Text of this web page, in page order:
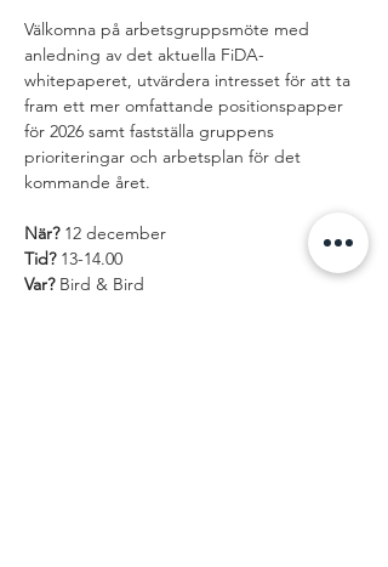
Välkomna på arbetsgruppsmöte med
anledning av det aktuella FiDA-
whitepaperet, utvärdera intresset för att ta
fram ett mer omfattande positionspapper
för 2026 samt fastställa gruppens
prioriteringar och arbetsplan för det
kommande året.
När? 12 december
Tid? 13-14.00
Var? Bird & Bird